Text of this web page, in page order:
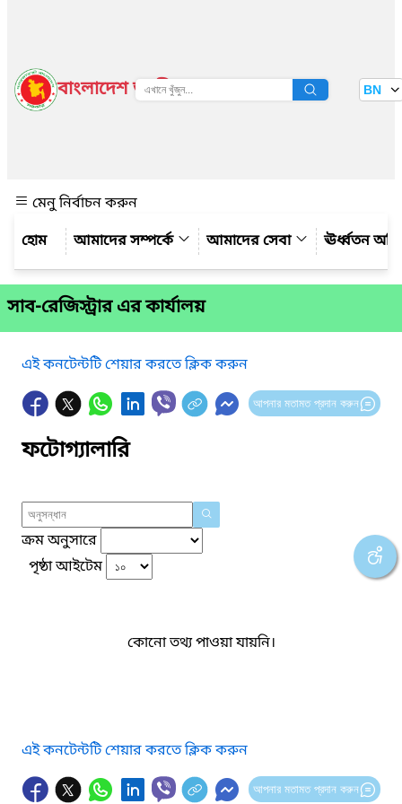
বাংলাদেশ জাতীয় তথ্য বাতায়ন BN
মেনু নির্বাচন করুন
আমাদের সম্পর্কে
আমাদের সেবা ঊর্ধ্বতন
সাব-রেজিস্ট্রার এর কার্যালয়
এই কনটেন্টটি শেয়ার করতে ক্লিক করুন
আপনার মতামত প্রদান করুন
ফটোগ্যালারি
ক্রম অনুসারে
পৃষ্ঠা আইটেম
কোনো তথ্য পাওয়া যায়নি।
এই কনটেন্টটি শেয়ার করতে ক্লিক করুন
আপনার মতামত প্রদান করুন